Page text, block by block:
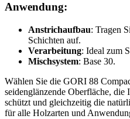
Anwendung:
Anstrichaufbau: Tragen
Schichten auf.
Verarbeitung: Ideal zum
Mischsystem: Base 30.
Wählen Sie die GORI 88
seidenglänzende Oberfläche,
schützt und gleichzeitig die
für alle Holzarten und